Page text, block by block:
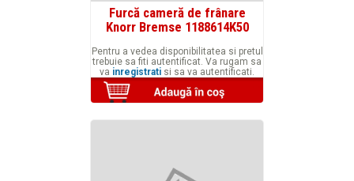
Furcă cameră de frânare
Knorr Bremse 1188614K50
Pentru a vedea disponibilitatea si pretul
trebuie sa fiti autentificat. Va rugam sa
va inregistrati si sa va autentificati.